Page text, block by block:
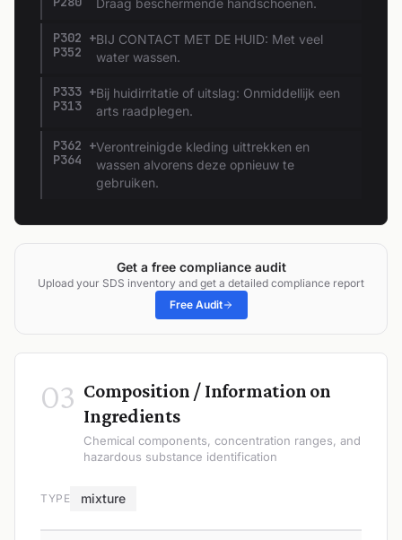
Draag beschermende handschoenen.
P302 +
P352
BIJ CONTACT MET DE HUID: Met veel
water wassen.
P333 +
P313
Bij huidirritatie of uitslag: Onmiddellijk een
arts raadplegen.
P362 +
P364
Verontreinigde kleding uittrekken en
wassen alvorens deze opnieuw te
gebruiken.
Get a free compliance audit
Upload your SDS inventory and get a detailed compliance report
Free Audit
03 Composition / Information on
Ingredients
Chemical components, concentration ranges, and
hazardous substance identification
TYPE mixture